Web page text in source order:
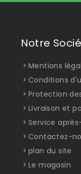
Notre
Mentions
Conditions
Protection
Livraison et
Service
Contactez-
plan du site
Le magasin